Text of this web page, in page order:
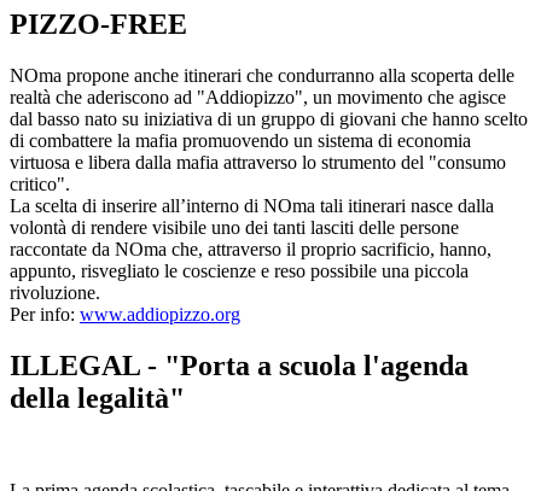
PIZZO-FREE
NOma propone anche itinerari che condurranno alla scoperta delle
realtà che aderiscono ad "Addiopizzo", un movimento che agisce
dal basso nato su iniziativa di un gruppo di giovani che hanno scelto
di combattere la mafia promuovendo un sistema di economia
virtuosa e libera dalla mafia attraverso lo strumento del "consumo
critico".
La scelta di inserire all’interno di NOma tali itinerari nasce dalla
volontà di rendere visibile uno dei tanti lasciti delle persone
raccontate da NOma che, attraverso il proprio sacrificio, hanno,
appunto, risvegliato le coscienze e reso possibile una piccola
rivoluzione.
Per info: www.addiopizzo.org
ILLEGAL - "Porta a scuola l'agenda
della legalità"